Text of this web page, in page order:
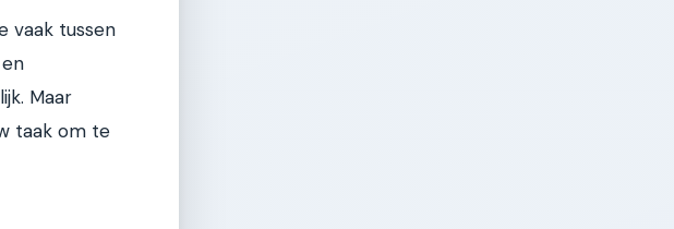
vaak tussen
Maar
taak om te